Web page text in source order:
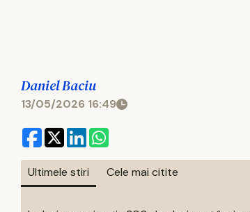
Daniel Baciu
13/05/2026 16:49
Ultimele stiri Cele mai citite